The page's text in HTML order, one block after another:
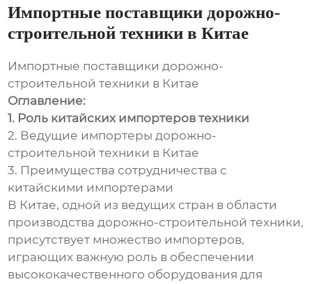
Импортные поставщики дорожно-
строительной техники в Китае
Импортные поставщики дорожно-
строительной техники в Китае
Оглавление:
1. Роль китайских импортеров техники
2. Ведущие импортеры дорожно-
строительной техники в Китае
3. Преимущества сотрудничества с
китайскими импортерами
В Китае, одной из ведущих стран в области
производства дорожно-строительной техники,
присутствует множество импортеров,
играющих важную роль в обеспечении
высококачественного оборудования для